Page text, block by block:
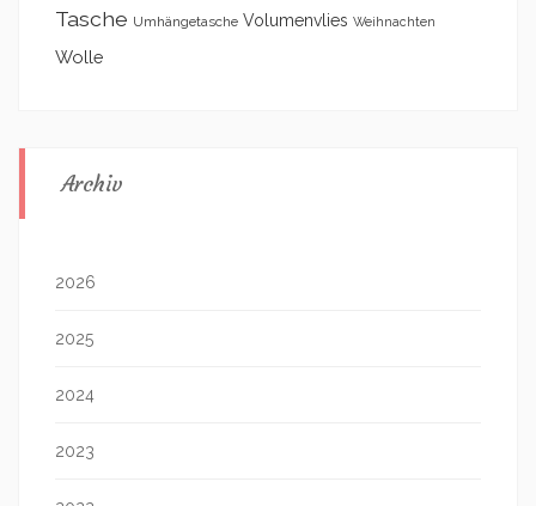
Tasche Umhängetasche Volumenvlies Weihnachten
Wolle
Archiv
2026
2025
2024
2023